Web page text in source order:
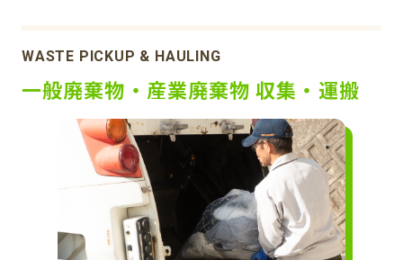
WASTE PICKUP & HAULING
一般廃棄物・産業廃棄物 収集・運搬